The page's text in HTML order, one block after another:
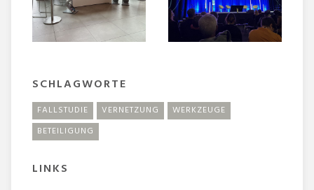
SCHLAGWORTE
FALLSTUDIE VERNETZUNG
WERKZEUGE
BETEILIGUNG
LINKS